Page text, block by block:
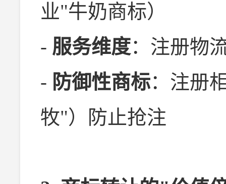
业"牛奶商标）
- 服务维度：注册物
- 防御性商标：注册
牧"）防止抢注